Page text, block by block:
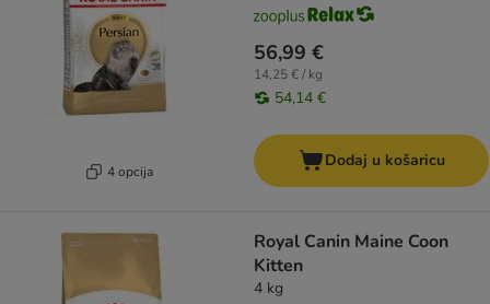
4 opcija
56,99 €
14,25 € / kg
54,14 €
Dodaj u košaricu
Royal Canin Maine Coon
Kitten
4 kg